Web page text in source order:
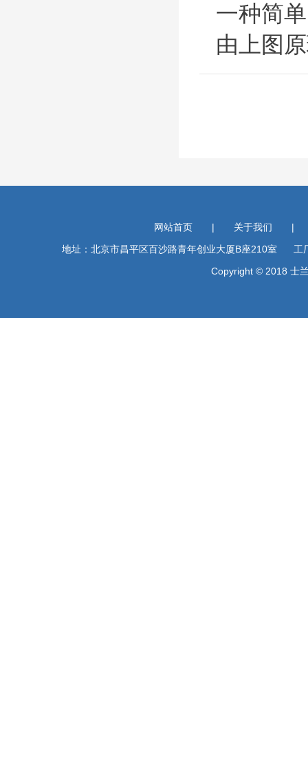
一种简
由上图
网站首页 | 关于我们
|
地址：北京市昌平区百沙路青年创业大厦B座210室 工
Copyright © 2018 士